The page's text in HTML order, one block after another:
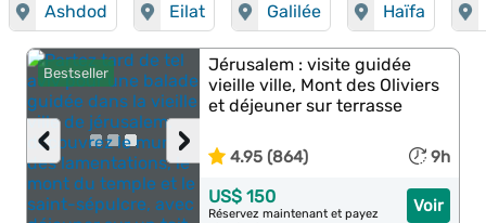
Ashdod Eilat Galilée Haïfa
Bestseller
›
‹
Jérusalem : visite guidée
vieille ville, Mont des Oliviers
et déjeuner sur terrasse
4.95 (864) 9h
Voir
US$ 150
Réservez maintenant et payez